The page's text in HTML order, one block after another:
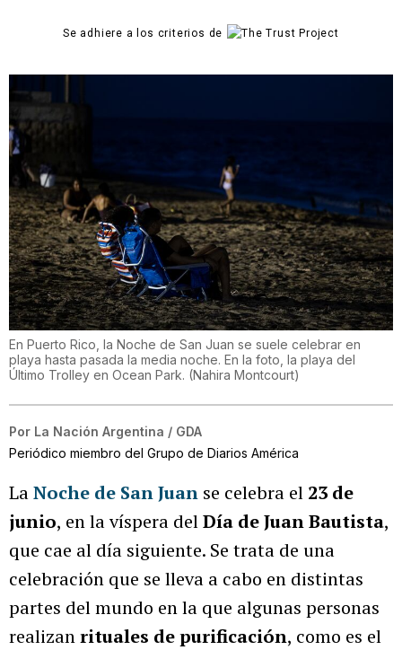
Se adhiere a los criterios de
En Puerto Rico, la Noche de San Juan se suele celebrar en
playa hasta pasada la media noche. En la foto, la playa del
Último Trolley en Ocean Park. (Nahira Montcourt)
Por La Nación Argentina / GDA
Periódico miembro del Grupo de Diarios América
LaNoche de San Juan se celebra el 23 de
junio, en la víspera delDía de Juan Bautista,
que cae al día siguiente. Se trata de una
celebración que se lleva a cabo en distintas
partes del mundo en la que algunas personas
realizanrituales de purificación, como es el